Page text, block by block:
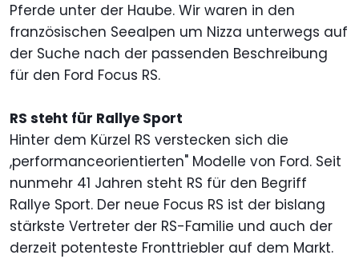
Pferde unter der Haube. Wir waren in den
französischen Seealpen um Nizza unterwegs auf
der Suche nach der passenden Beschreibung
für den Ford Focus RS.
RS steht für Rallye Sport
Hinter dem Kürzel RS verstecken sich die
,performanceorientierten" Modelle von Ford. Seit
nunmehr 41 Jahren steht RS für den Begriff
Rallye Sport. Der neue Focus RS ist der bislang
stärkste Vertreter der RS-Familie und auch der
derzeit potenteste Fronttriebler auf dem Markt.